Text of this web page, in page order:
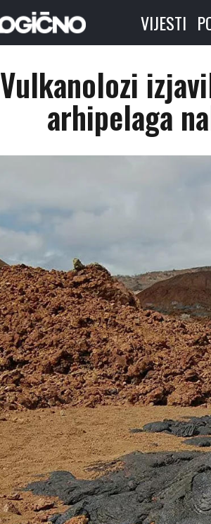
VIJESTI
Vulkanolozi
arhipelaga